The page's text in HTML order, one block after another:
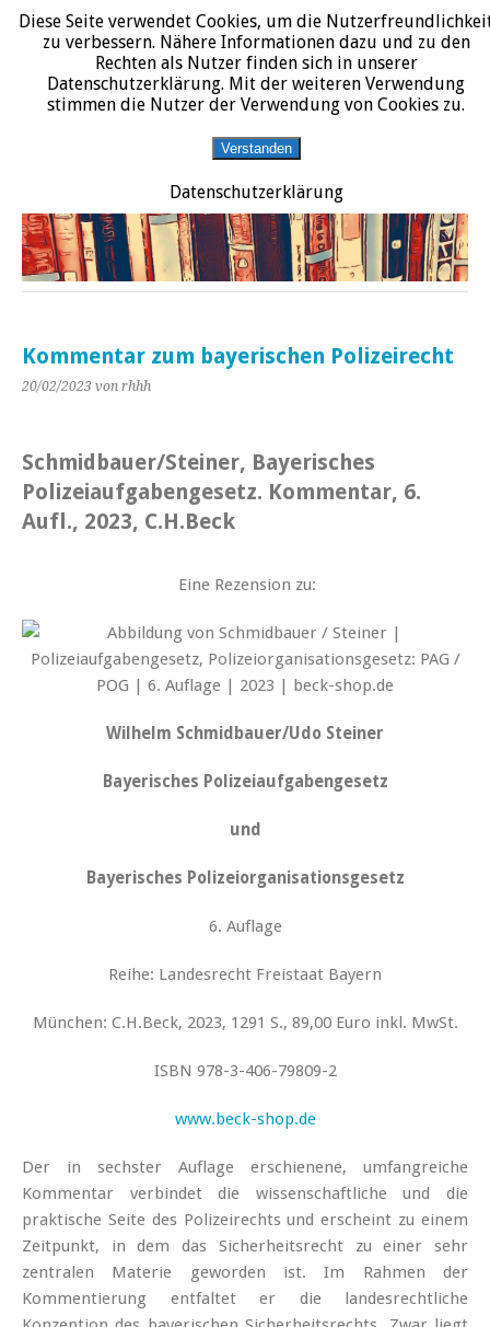
START DATENSCHUTZERKLÄRUNG IMPRESSUM ÜBER JURALIT
JURALIT
Rezensionen juristischer Literatur
Kommentar zum bayerischen Polizeirecht
20/02/2023 von rhhh
Schmidbauer/Steiner, Bayerisches
Polizeiaufgabengesetz. Kommentar, 6.
Aufl., 2023, C.H.Beck
Eine Rezension zu:
Wilhelm Schmidbauer/Udo Steiner
Bayerisches Polizeiaufgabengesetz
und
Bayerisches Polizeiorganisationsgesetz
6. Auflage
Reihe: Landesrecht Freistaat Bayern
München: C.H.Beck, 2023, 1291 S., 89,00 Euro inkl. MwSt.
ISBN 978-3-406-79809-2
www.beck-shop.de
Der in sechster Auflage erschienene, umfangreiche
Kommentar verbindet die wissenschaftliche und die
praktische Seite des Polizeirechts und erscheint zu einem
Zeitpunkt, in dem das Sicherheitsrecht zu einer sehr
zentralen Materie geworden ist. Im Rahmen der
Kommentierung entfaltet er die landesrechtliche
Diese Seite verwendet Cookies, um die
zu verbessern. Nähere Informationen dazu und zu den
Rechten als Nutzer finden sich in unserer
Datenschutzerklärung. Mit der weiteren Verwendung
stimmen die Nutzer der Verwendung von Cookies zu.
Verstanden
Datenschutzerklärung